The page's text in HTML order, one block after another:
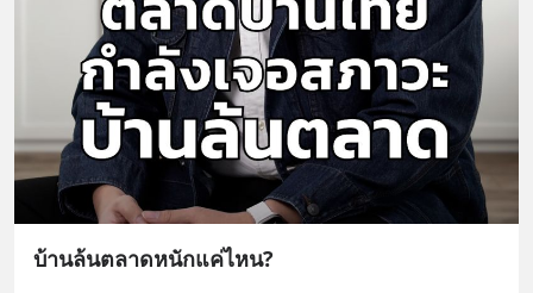
บ้านล้นตลาดหนักแค่ไหน?